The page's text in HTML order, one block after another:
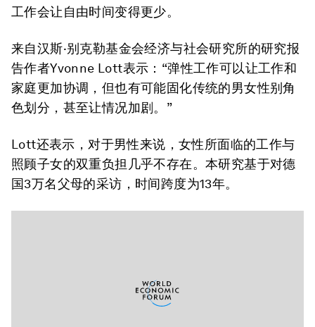
工作会让自由时间变得更少。
来自汉斯·别克勒基金会经济与社会研究所的研究报
告作者Yvonne Lott表示：“弹性工作可以让工作和
家庭更加协调，但也有可能固化传统的男女性别角
色划分，甚至让情况加剧。”
Lott还表示，对于男性来说，女性所面临的工作与
照顾子女的双重负担几乎不存在。本研究基于对德
国3万名父母的采访，时间跨度为13年。